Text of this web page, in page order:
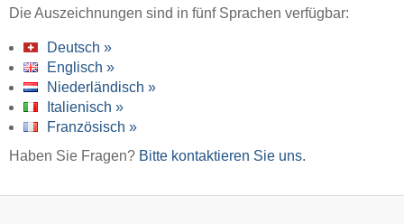
Die Auszeichnungen sind in fünf Sprachen verfügbar:
Deutsch »
Englisch »
Niederländisch »
Italienisch »
Französisch »
Haben Sie Fragen? Bitte kontaktieren Sie uns.